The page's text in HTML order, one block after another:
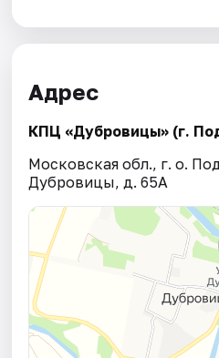
Адрес
КПЦ «Дубровицы» (г.
Московская обл., г. о.
Дубровицы, д. 65А